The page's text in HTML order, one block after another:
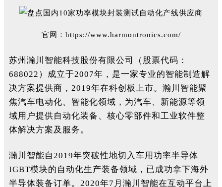
官网： https://www.harmontronics.com/
苏州瀚川智能科技股份有限公司（股票代码：
688022）成立于2007年，是一家专业的智能制造解
决方案提供商，2019年在科创板上市。瀚川智能聚
焦汽车电动化、智能化领域，为汽车、新能源等领
域用户提供自动化装备、核心零部件和工业软件整
体解决方案及服务。
瀚川智能自2019年突破性地切入车用功率半导体
IGBT模块的自动化生产装备领域，已成功拿下海外
半导体装备订单。2020年7月瀚川智能在互动平台上